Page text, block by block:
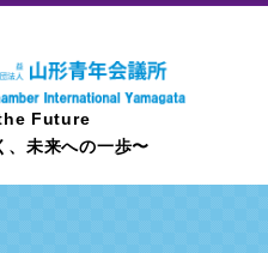
Future
、未来への一歩〜